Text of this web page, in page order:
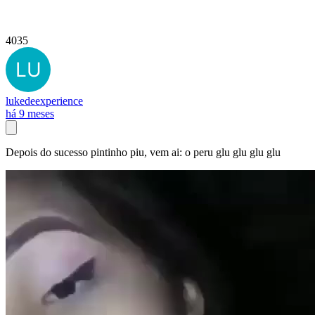
4035
lukedeexperience
há 9 meses
Depois do sucesso pintinho piu, vem ai: o peru glu glu glu glu